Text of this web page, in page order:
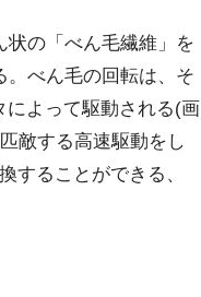
状の「べん毛繊維」を
。べん毛の回転は、そ
によって駆動される(画
敵する高速駆動をし
することができる、